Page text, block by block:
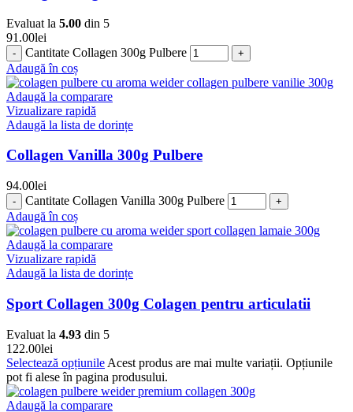
Evaluat la 5.00 din 5
91.00lei
Cantitate Collagen 300g Pulbere
Adaugă în coș
Adaugă la comparare
Vizualizare rapidă
Adaugă la lista de dorințe
Collagen Vanilla 300g Pulbere
94.00lei
Cantitate Collagen Vanilla 300g Pulbere
Adaugă în coș
Adaugă la comparare
Vizualizare rapidă
Adaugă la lista de dorințe
Sport Collagen 300g Colagen pentru articulatii
Evaluat la 4.93 din 5
122.00lei
Selectează opțiunile Acest produs are mai multe variații. Opțiunile
pot fi alese în pagina produsului.
Adaugă la comparare